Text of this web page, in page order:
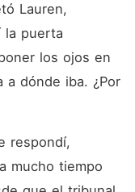
Lauren,
la puerta
los ojos en
a dónde iba. ¿Por
respondí,
mucho tiempo